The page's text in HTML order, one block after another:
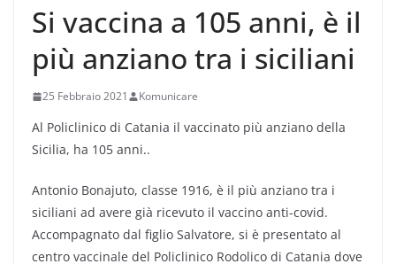
Si vaccina a 105 anni, è il
più anziano tra i siciliani
25 Febbraio 2021 Komunicare
Al Policlinico di Catania il vaccinato più anziano della
Sicilia, ha 105 anni..
Antonio Bonajuto, classe 1916, è il più anziano tra i
siciliani ad avere già ricevuto il vaccino anti-covid.
Accompagnato dal figlio Salvatore, si è presentato al
centro vaccinale del Policlinico Rodolico di Catania dove